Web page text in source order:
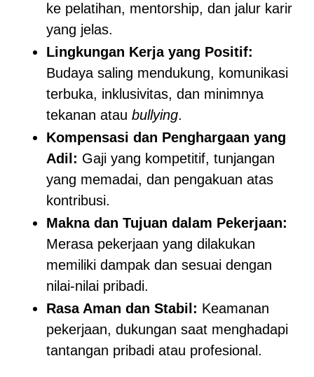
ke pelatihan, mentorship, dan jalur karir
yang jelas.
Lingkungan Kerja yang Positif:
Budaya saling mendukung, komunikasi
terbuka, inklusivitas, dan minimnya
tekanan atau bullying.
Kompensasi dan Penghargaan yang
Adil: Gaji yang kompetitif, tunjangan
yang memadai, dan pengakuan atas
kontribusi.
Makna dan Tujuan dalam Pekerjaan:
Merasa pekerjaan yang dilakukan
memiliki dampak dan sesuai dengan
nilai-nilai pribadi.
Rasa Aman dan Stabil: Keamanan
pekerjaan, dukungan saat menghadapi
tantangan pribadi atau profesional.